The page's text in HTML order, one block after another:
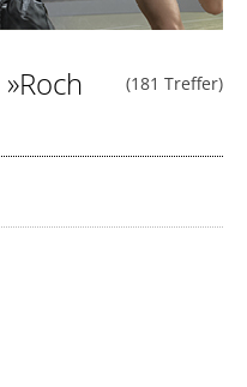
(181 Treffer)
»Roch